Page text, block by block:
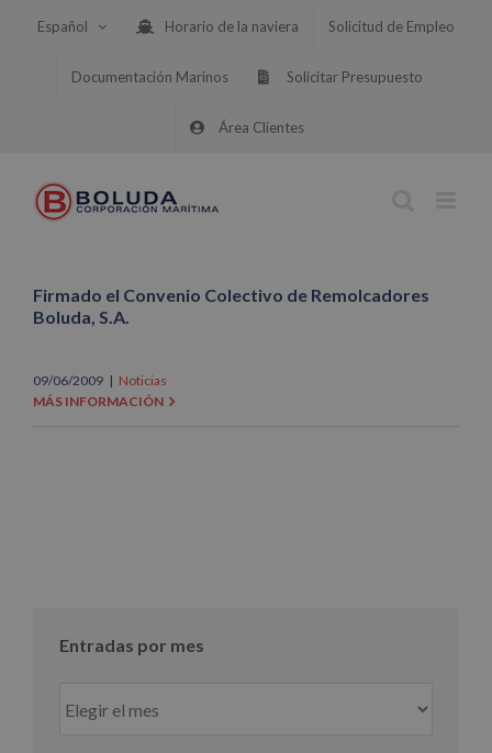
Español Horario de la naviera Solicitud de Empleo
Documentación Marinos Solicitar Presupuesto
Área Clientes
Firmado el Convenio Colectivo de Remolcadores
Boluda, S.A.
09/06/2009 | Noticias
MÁS INFORMACIÓN
Entradas por mes
por